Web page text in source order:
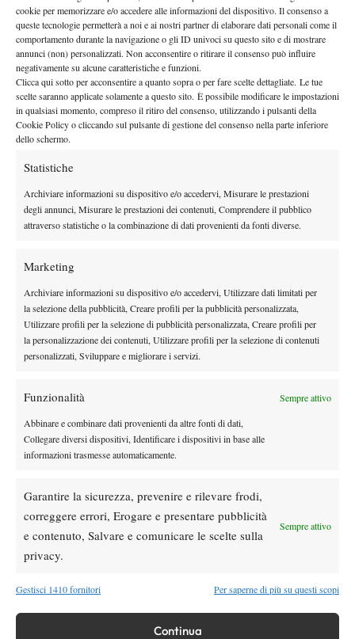
cookie per memorizzare e/o accedere alle informazioni del dispositivo. Il consenso a
queste tecnologie permetterà a noi e ai nostri partner di elaborare dati personali come il
comportamento durante la navigazione o gli ID univoci su questo sito e di mostrare
annunci (non) personalizzati. Non acconsentire o ritirare il consenso può influire
negativamente su alcune caratteristiche e funzioni.
Clicca qui sotto per acconsentire a quanto sopra o per fare scelte dettagliate. Le tue
scelte saranno applicate solamente a questo sito. È possibile modificare le impostazioni
in qualsiasi momento, compreso il ritiro del consenso, utilizzando i pulsanti della
Cookie Policy o cliccando sul pulsante di gestione del consenso nella parte inferiore
dello schermo.
Statistiche
Archiviare informazioni su dispositivo e/o accedervi, Misurare le prestazioni
degli annunci, Misurare le prestazioni dei contenuti, Comprendere il pubblico
attraverso statistiche o la combinazione di dati provenienti da fonti diverse.
Marketing
Archiviare informazioni su dispositivo e/o accedervi, Utilizzare dati limitati per
la selezione della pubblicità, Creare profili per la pubblicità personalizzata,
Utilizzare profili per la selezione di pubblicità personalizzata, Creare profili per
la personalizzazione dei contenuti, Utilizzare profili per la selezione di contenuti
personalizzati, Sviluppare e migliorare i servizi.
Funzionalità Sempre attivo
Abbinare e combinare dati provenienti da altre fonti di dati,
Collegare diversi dispositivi, Identificare i dispositivi in base alle
informazioni trasmesse automaticamente.
Garantire la sicurezza, prevenire e rilevare frodi,
correggere errori, Erogare e presentare pubblicità
e contenuto, Salvare e comunicare le scelte sulla
privacy.
Sempre attivo
Gestisci 1410 fornitori Per saperne di più su questi scopi
Continua
Benneteau. Chi ha fatto meglio di tutti, però, è statoFognini, che
ha schiantato un pessimo Robert con un eloquente 6-2 6-1 6-0.
Per Fabio è una grossa occasione: ora gli tocca Garcia-Lopez,
reduce da una maratona con Ilhan e poi eventualmente uno tra
Montanes e Youzhny. Per un ottavo di finale di uno Slam sarebbe
grasso che cola…
Nessun commento
Devi essere